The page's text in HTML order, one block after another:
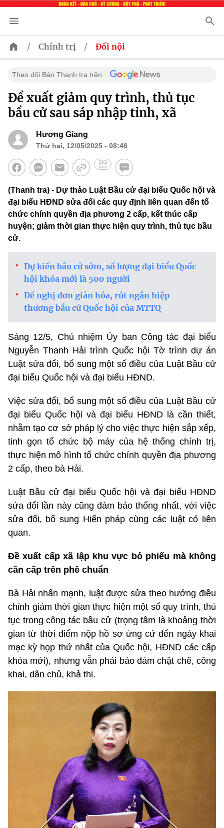
/ Chính trị / Đối nội
Theo dõi Báo Thanh tra trên
Đề xuất giảm quy trình, thủ tục
bầu cử sau sáp nhập tỉnh, xã
Hương Giang
Thứ hai, 12/05/2025 - 08:46
(Thanh tra) - Dự thảo Luật Bầu cử đại biểu Quốc hội và
đại biểu HĐND sửa đổi các quy định liên quan đến tổ
chức chính quyền địa phương 2 cấp, kết thúc cấp
huyện; giảm thời gian thực hiện quy trình, thủ tục bầu
cử.
Dự kiến bầu cử sớm, số lượng đại biểu Quốc
hội khóa mới là 500 người
Đề nghị đơn giản hóa, rút ngắn hiệp
thương bầu cử Quốc hội của MTTQ
Sáng 12/5, Chủ nhiệm Ủy ban Công tác đại biểu
Nguyễn Thanh Hải trình Quốc hội Tờ trình dự án
Luật sửa đổi, bổ sung một số điều của Luật Bầu cử
đại biểu Quốc hội và đại biểu HĐND.
Việc sửa đổi, bổ sung một số điều của Luật Bầu cử
đại biểu Quốc hội và đại biểu HĐND là cần thiết,
nhằm tạo cơ sở pháp lý cho việc thực hiện sắp xếp,
tinh gọn tổ chức bộ máy của hệ thống chính trị,
thực hiện mô hình tổ chức chính quyền địa phương
2 cấp, theo bà Hải.
Luật Bầu cử đại biểu Quốc hội và đại biểu HĐND
sửa đổi lần này cũng đảm bảo thống nhất, với việc
sửa đổi, bổ sung Hiến pháp cùng các luật có liên
quan.
Đề xuất cấp xã lập khu vực bỏ phiếu mà không
cần cấp trên phê chuẩn
Bà Hải nhấn mạnh, luật được sửa theo hướng điều
chỉnh giảm thời gian thực hiện một số quy trình, thủ
tục trong công tác bầu cử (trọng tâm là khoảng thời
gian từ thời điểm nộp hồ sơ ứng cử đến ngày khai
mạc kỳ họp thứ nhất của Quốc hội, HĐND các cấp
khóa mới), nhưng vẫn phải bảo đảm chặt chẽ, công
khai, dân chủ, khả thi.